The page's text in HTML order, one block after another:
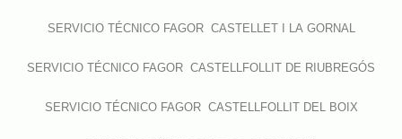
SERVICIO TÉCNICO FAGOR CASTELLET I LA GORNAL
SERVICIO TÉCNICO FAGOR CASTELLFOLLIT DE RIUBREGÓS
SERVICIO TÉCNICO FAGOR CASTELLFOLLIT DEL BOIX